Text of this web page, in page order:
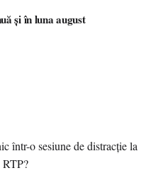
și în luna august